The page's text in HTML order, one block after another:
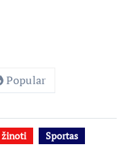
Popular
žinoti Sportas